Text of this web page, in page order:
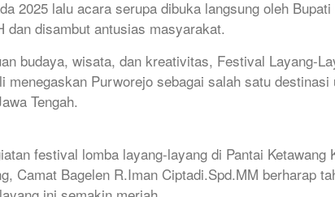
2025 lalu acara serupa dibuka langsung oleh
dan disambut antusias masyarakat.
budaya, wisata, dan kreativitas, Festival Layang-
menegaskan Purworejo sebagai salah satu destinasi
Tengah.
festival lomba layang-layang di Pantai Ketawang
Camat Bagelen R.Iman Ciptadi.Spd.MM berharap